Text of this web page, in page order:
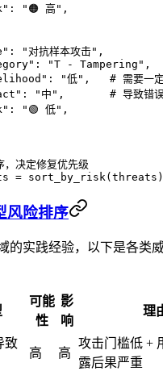
: "🟠 高" ,
: "对抗样本攻击" ,
: "T - Tampering" ,
: "低" , # 需要一
: "中" , # 导致错
: "🟢 低" ,
决定修复优先级
=
风险排序
的实践经验，以下是各类
可能
性
影
响
理
致
高 高
攻击门槛低 +
露后果严重